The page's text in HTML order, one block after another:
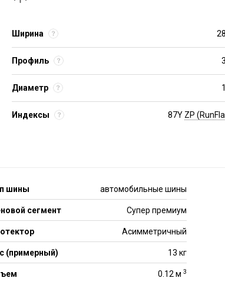
Ширина
Профиль
Диаметр
Индексы 87Y ZP
шины автомобильные шины
сегмент Супер премиум
Асимметричный
(примерный) 13 кг
0.12 м 3